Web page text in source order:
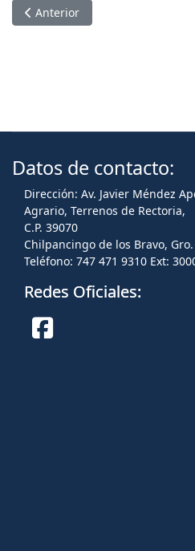
Artículo anterior: CELEBRA LA
Anterior
Datos de contacto:
Dirección: Av. Javier Méndez
Agrario, Terrenos de Rectoria,
C.P. 39070
Chilpancingo de los Bravo, Gro.
Teléfono: 747 471 9310 Ext:
Redes Oficiales: